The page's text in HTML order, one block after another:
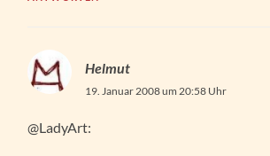
Helmut
19. Januar 2008 um 20:58 Uhr
@LadyArt: